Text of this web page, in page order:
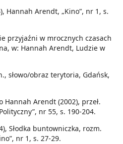
Hannah Arendt, „Kino”, nr 1, s.
przyjaźni w mrocznych czasach
w: Hannah Arendt, Ludzie w
słowo/obraz terytoria, Gdańsk,
Hannah Arendt (2002), przeł.
nr 55, s. 190-204.
Słodka buntowniczka, rozm.
nr 1, s. 27-29.